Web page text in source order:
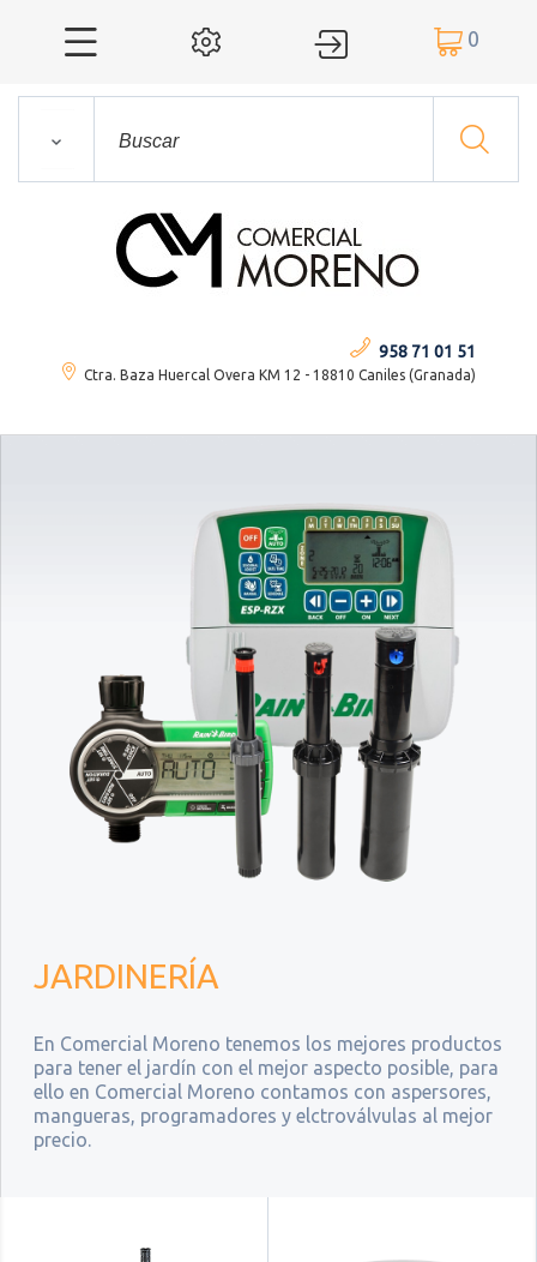
    0
958 71 01 51
Ctra. Baza Huercal Overa KM 12 - 18810 Caniles (Granada)
JARDINERÍA
En Comercial Moreno tenemos los mejores productos
para tener el jardín con el mejor aspecto posible, para
ello en Comercial Moreno contamos con aspersores,
mangueras, programadores y elctroválvulas al mejor
precio.